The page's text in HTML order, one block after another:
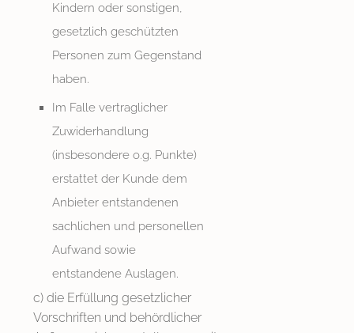
Kindern oder sonstigen,
gesetzlich geschützten
Personen zum Gegenstand
haben.
Im Falle vertraglicher
Zuwiderhandlung
(insbesondere o.g. Punkte)
erstattet der Kunde dem
Anbieter entstandenen
sachlichen und personellen
Aufwand sowie
entstandene Auslagen.
c) die Erfüllung gesetzlicher
Vorschriften und behördlicher